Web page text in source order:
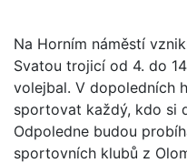
Na Horním náměstí
Svatou trojicí od 4. do
volejbal. V dopoledních
sportovat každý, kdo si
Odpoledne budou
sportovních klubů z